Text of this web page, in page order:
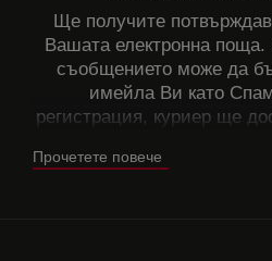
Ще получите
Вашата електронна
съобщението може да
имейла Ви като
регистрация, куриер ще
регистрацията си, можете
Прочетете повече